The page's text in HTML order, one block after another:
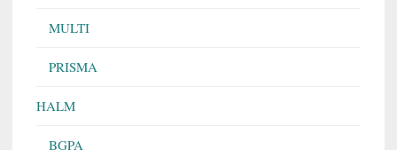
MULTI
PRISMA
HALM
BGPA